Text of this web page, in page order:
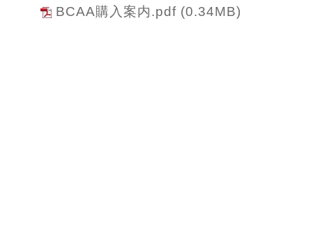
BCAA購入案内.pdf (0.34MB)